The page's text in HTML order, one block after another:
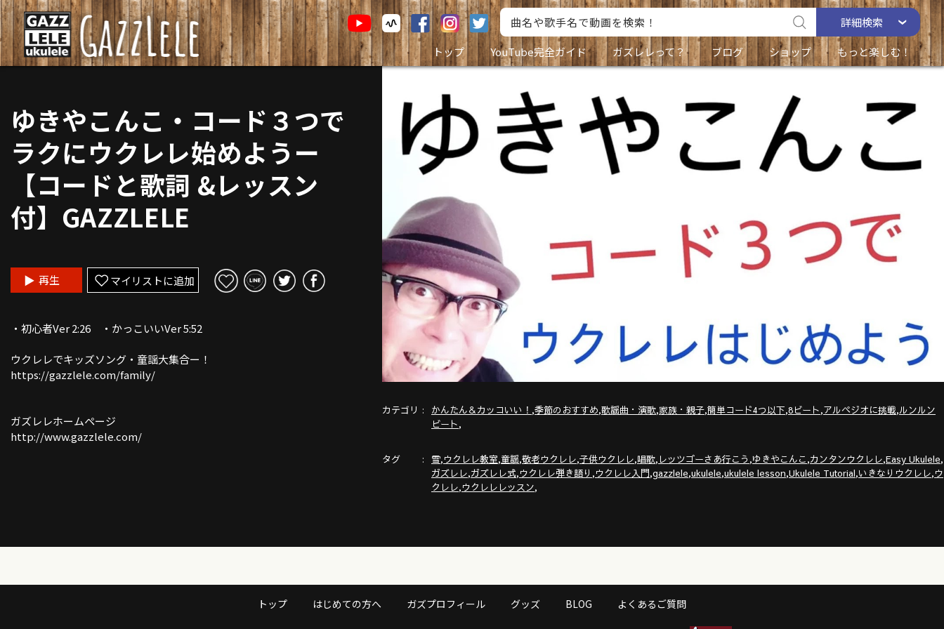
詳細検索
トップ
YouTube完全ガイド ガズレレって？ ブログ ショップ もっと楽しむ！
カテゴリ かんたん＆カッコいい！ ,季節のおすすめ,歌謡曲・演歌,家族・親子,簡単コード4つ以下,8ビート,アルペジオに挑戦,ルンルン
ビート,
タグ 雪,ウクレレ教室,童謡,敬老ウクレレ,子供ウクレレ,唱歌, レッツゴーさあ行こう ,ゆきやこんこ,カンタンウクレレ,Easy Ukulele,
ガズレレ,ガズレレ式,ウクレレ弾き語り ,ウクレレ入門,gazzlele,ukulele,ukulele lesson,Ukulele Tutorial,いきなりウクレレ,ウ
クレレ,ウクレレレッスン,
ゆきやこんこ・コード３つで
ラクにウクレレ始めようー
【コードと歌詞 &レッスン
付】GAZZLELE
再生 マイリストに追加
・初心者Ver 2:26 ・かっこいいVer 5:52
ウクレレでキッズソング・童謡大集合ー！
https://gazzlele.com/family/
ガズレレホームページ
http://www.gazzlele.com/
トップ はじめての方へ ガズプロフィール グッズ BLOG よくあるご質問